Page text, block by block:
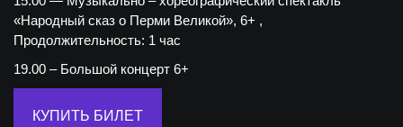
«Народный сказ о Перми Великой», 6+ ,
Продолжительность: 1 час
19.00 – Большой концерт 6+
КУПИТЬ БИЛЕТ